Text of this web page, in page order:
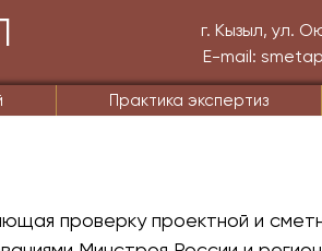
г. Кызыл, ул.
E-mail:
Практика экспертиз
проверку проектной и